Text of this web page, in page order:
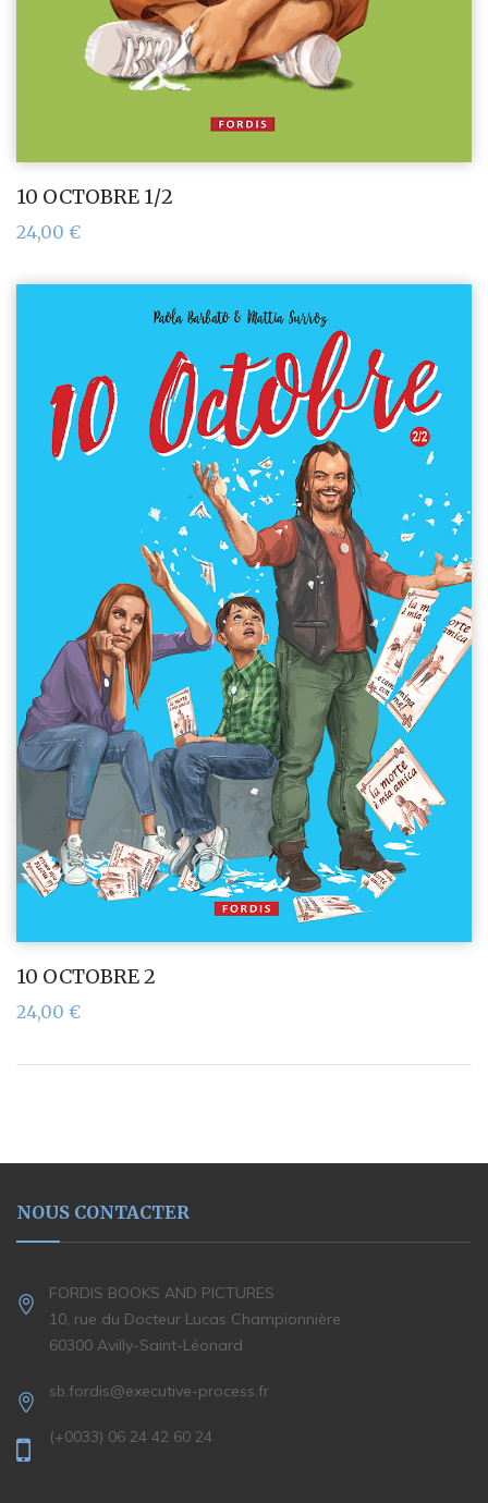
10 OCTOBRE 1/2
24,00 €
10 OCTOBRE 2
24,00 €
NOUS CONTACTER
FORDIS BOOKS AND PICTURES
10, rue du Docteur Lucas Championnière
60300 Avilly-Saint-Léonard
sb.fordis@executive-process.fr
(+0033) 06 24 42 60 24